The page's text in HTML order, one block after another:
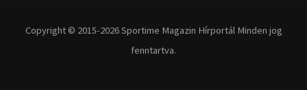
Copyright © 2015-2026 Sportime Magazin Hírportál Minden jog
fenntartva.